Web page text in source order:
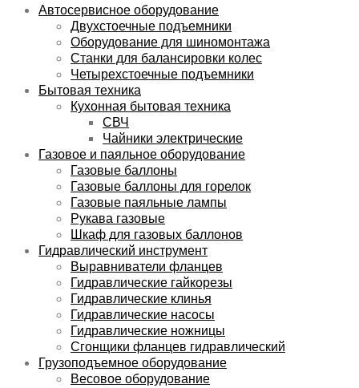
Автосервисное оборудование
Двухстоечные подъемники
Оборудование для шиномонтажа
Станки для балансировки колес
Четырехстоечные подъемники
Бытовая техника
Кухонная бытовая техника
СВЧ
Чайники электрические
Газовое и паяльное оборудование
Газовые баллоны
Газовые баллоны для горелок
Газовые паяльные лампы
Рукава газовые
Шкаф для газовых баллонов
Гидравлический инструмент
Выравниватели фланцев
Гидравлические гайкорезы
Гидравлические клинья
Гидравлические насосы
Гидравлические ножницы
Сгонщики фланцев гидравлический
Грузоподъемное оборудование
Весовое оборудование